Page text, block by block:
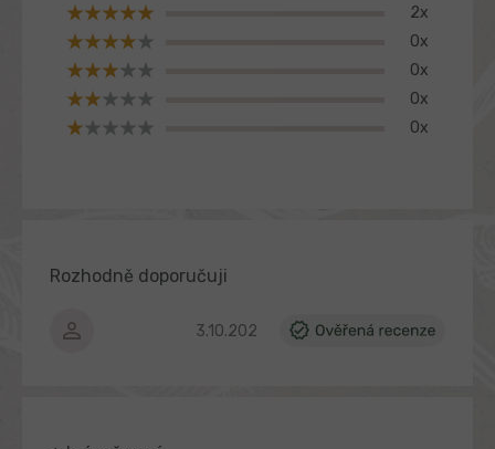
2x
0x
0x
0x
0x
Hodnocení produktu je 5 z 5 hvězdiček.
3.10.2025
Rozhodně doporučuji